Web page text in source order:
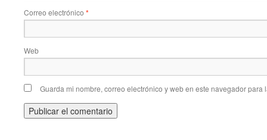
Correo electrónico *
Web
Guarda mi nombre, correo electrónico y web en este navegador para